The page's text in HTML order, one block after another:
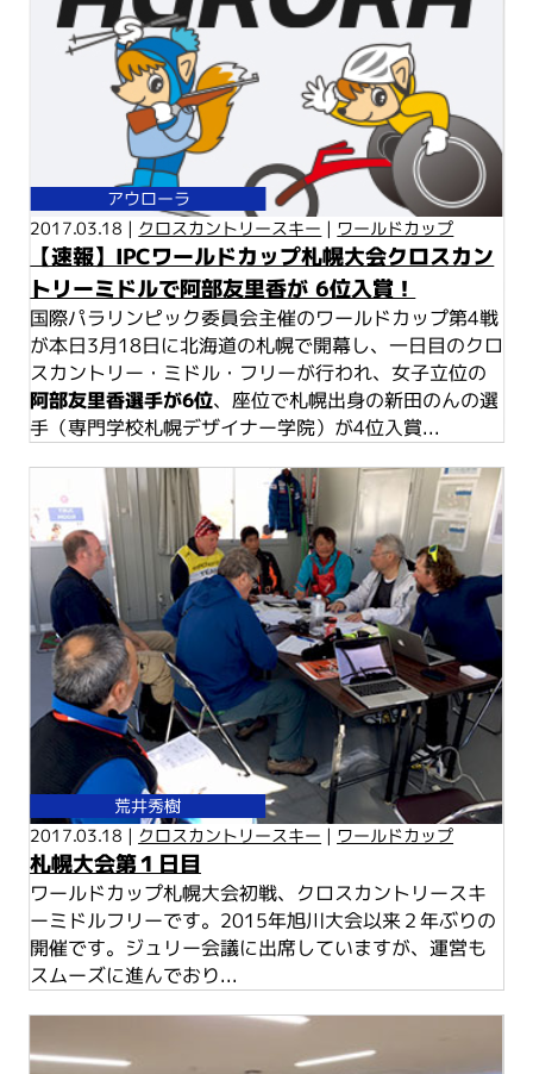
アウローラ
2017.03.18 | クロスカントリースキー | ワールドカップ
【速報】IPCワールドカップ札幌大会クロスカン
トリーミドルで阿部友里香が 6位入賞！
国際パラリンピック委員会主催のワールドカップ第4戦
が本日3月18日に北海道の札幌で開幕し、一日目のクロ
スカントリー・ミドル・フリーが行われ、女子立位の
阿部友里香選手が6位、座位で札幌出身の新田のんの選
手（専門学校札幌デザイナー学院）が4位入賞...
荒井秀樹
2017.03.18 | クロスカントリースキー | ワールドカップ
札幌大会第１日目
ワールドカップ札幌大会初戦、クロスカントリースキ
ーミドルフリーです。2015年旭川大会以来２年ぶりの
開催です。ジュリー会議に出席していますが、運営も
スムーズに進んでおり...